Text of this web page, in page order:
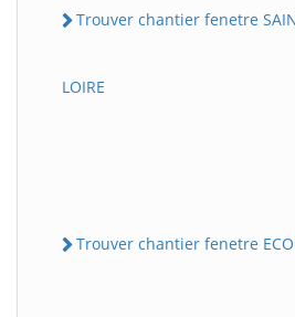
Trouver chantier fenetre
LOIRE
Trouver chantier fenetre